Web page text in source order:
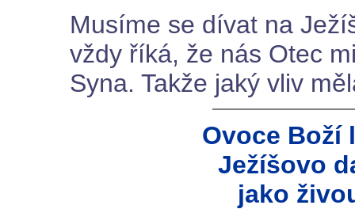
Musíme se dívat na
vždy říká, že nás Otec
Syna. Takže jaký vliv
Ovoce Boží
Ježíšovo
jako